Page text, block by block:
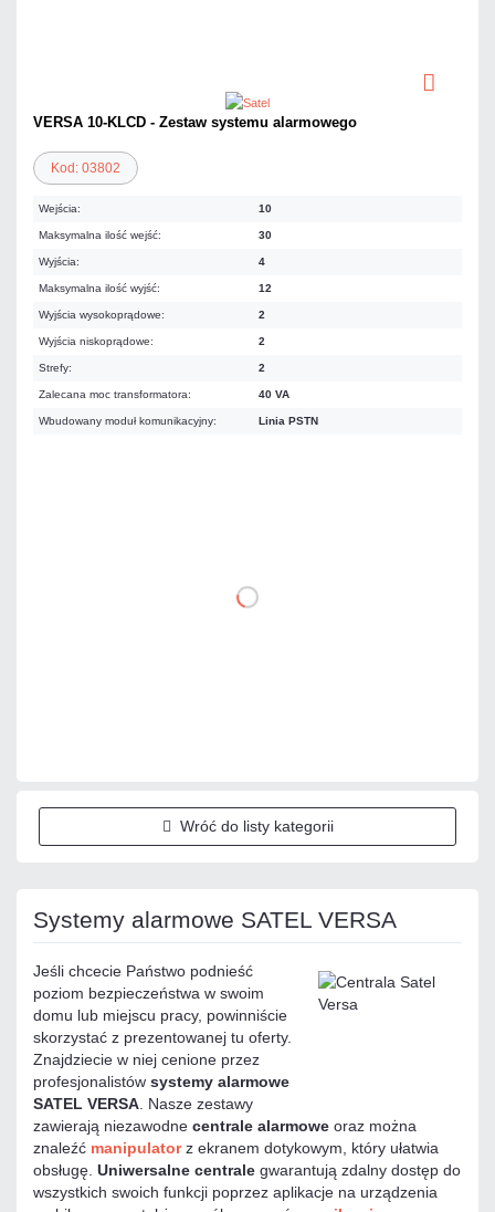
VERSA 10-KLCD - Zestaw systemu alarmowego
Kod: 03802
Wejścia: 10
Maksymalna ilość wejść: 30
Wyjścia: 4
Maksymalna ilość wyjść: 12
Wyjścia wysokoprądowe: 2
Wyjścia niskoprądowe: 2
Strefy: 2
Zalecana moc transformatora: 40 VA
Wbudowany moduł komunikacyjny: Linia PSTN
DO KOSZYKA
Wróć do listy kategorii
Systemy alarmowe SATEL VERSA
Jeśli chcecie Państwo podnieść
poziom bezpieczeństwa w swoim
domu lub miejscu pracy, powinniście
skorzystać z prezentowanej tu oferty.
Znajdziecie w niej cenione przez
profesjonalistów systemy alarmowe
SATEL VERSA . Nasze zestawy
zawierają niezawodne centrale alarmowe oraz można
znaleźć manipulatorz ekranem dotykowym, który ułatwia
obsługę. Uniwersalne centrale gwarantują zdalny dostęp do
wszystkich swoich funkcji poprzez aplikacje na urządzenia